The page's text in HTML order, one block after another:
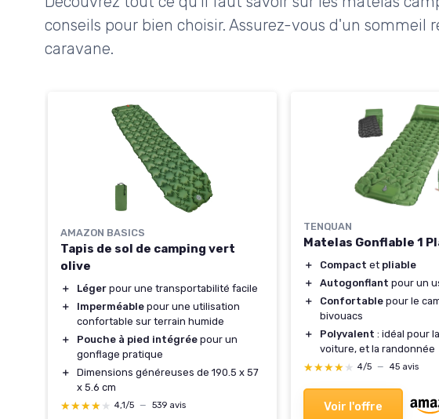
conseils pour bien choisir. Assurez-vous d'un sommeil
caravane.
AMAZON BASICS
Tapis de sol de camping vert
olive
＋ Léger pour une transportabilité facile
＋
Imperméable pour une utilisation
confortable sur terrain humide
＋
Pouche à pied intégrée pour un
gonflage pratique
＋
Dimensions généreuses de 190.5 x 57
x 5.6 cm
★★★★★
★★★★★ 4,1/5 — 539 avis
TENQUAN
Matelas Gonflable 1
＋ Compact et pliable
＋
Autogonflant pour un
＋
Confortable pour le
bivouacs
＋
Polyvalent : idéal pour
voiture, et la randonnée
★★★★★
★★★★★ 4/5 — 45 avis
Voir l'offre